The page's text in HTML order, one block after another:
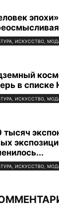
ИСКУССТВО,
в
ИСКУССТВО,
тысяч
ИСКУССТВО,